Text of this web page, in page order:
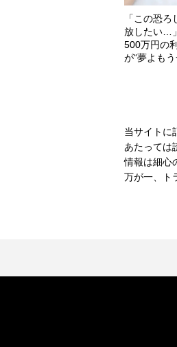
「この恐
放したい…
500万円の
が“夢よも
当サイトに
あたっては
情報は細心
万が一、ト